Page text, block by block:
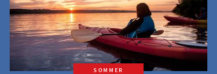
SOMMER